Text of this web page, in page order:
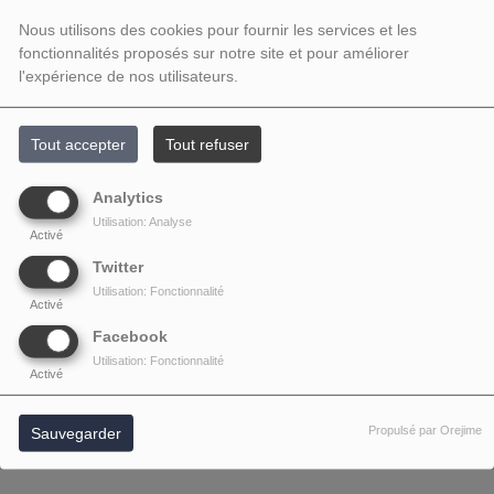
Nous utilisons des cookies pour fournir les services et les
fonctionnalités proposés sur notre site et pour améliorer
l'expérience de nos utilisateurs.
Tout accepter Tout refuser
Analytics
Activé
Utilisation: Analyse
Twitter
Activé
Utilisation: Fonctionnalité
Facebook
Activé
Utilisation: Fonctionnalité
Sauvegarder Propulsé par Orejime